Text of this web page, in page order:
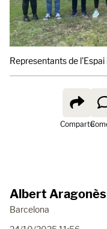
Representants de
Comparte
Albert Aragonès
Barcelona